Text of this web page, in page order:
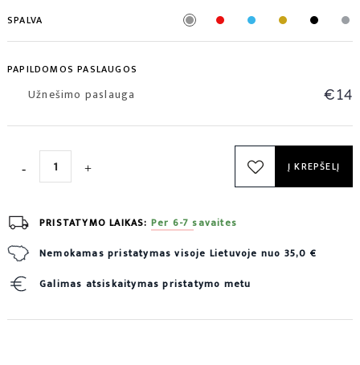
SPALVA
PAPILDOMOS PASLAUGOS
Užnešimo paslauga €14
Į KREPŠELĮ
PRISTATYMO LAIKAS: Per 6-7 savaites
Nemokamas pristatymas visoje Lietuvoje nuo 35,0 €
Galimas atsiskaitymas pristatymo metu